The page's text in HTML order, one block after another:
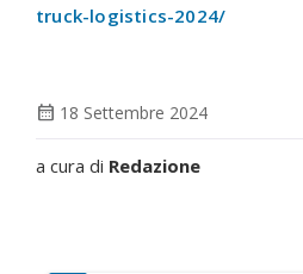
truck-logistics-2024/
calendar_month 18 Settembre 2024
a cura di Redazione